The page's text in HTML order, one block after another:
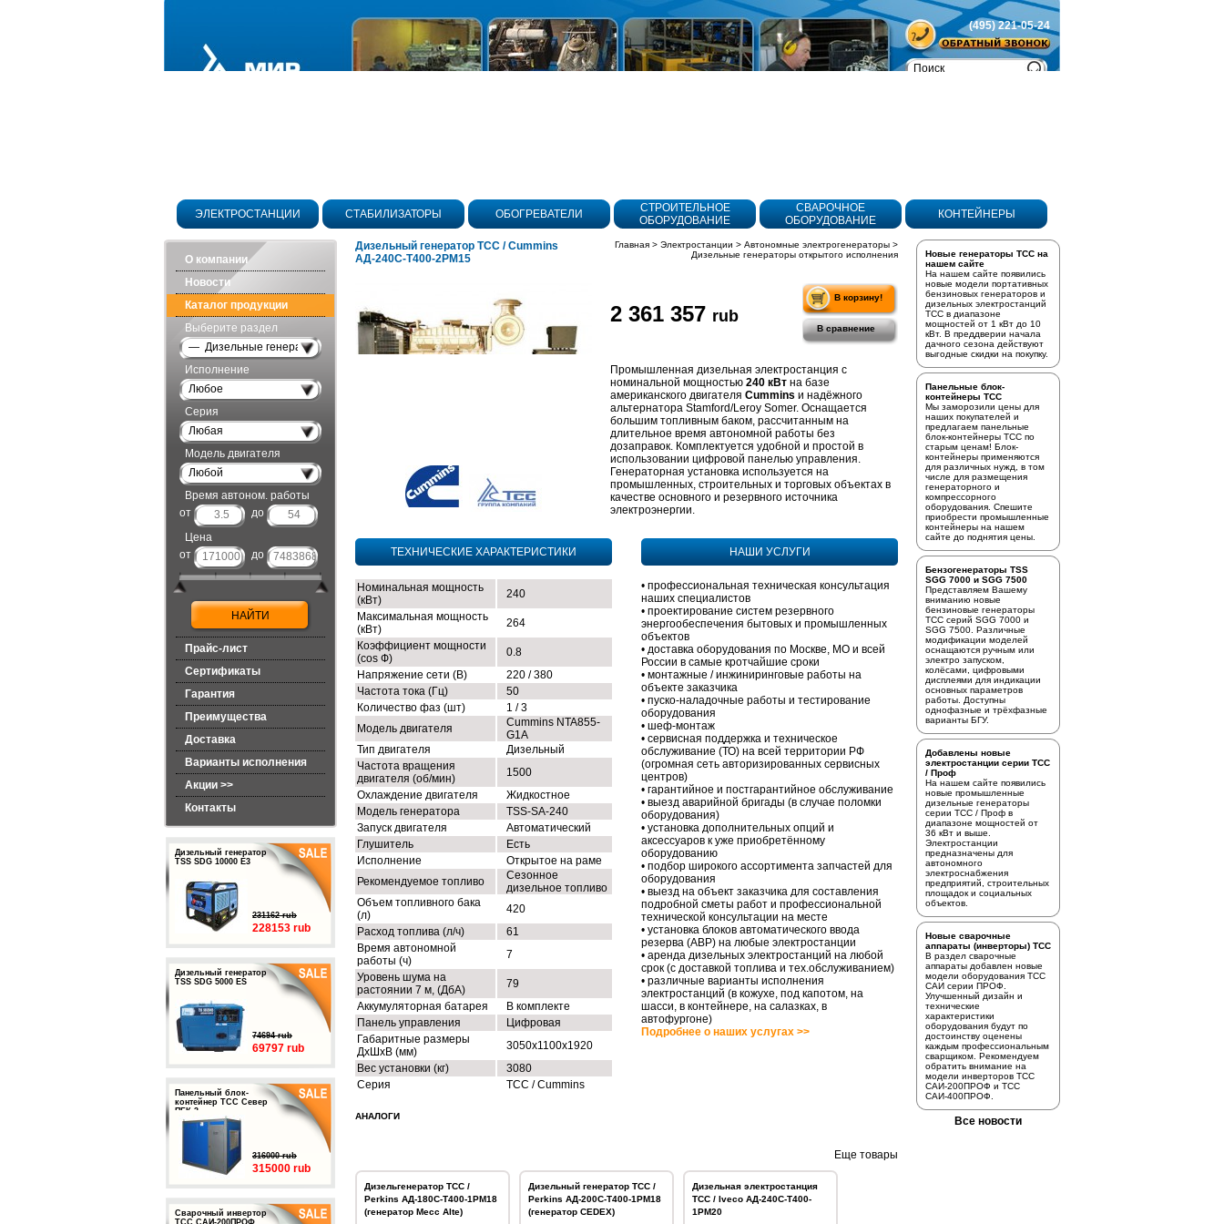
(495) 221-05-24
ЭЛЕКТРОСТАНЦИИ СТАБИЛИЗАТОРЫ ОБОГРЕВАТЕЛИ
СТРОИТЕЛЬНОЕ
ОБОРУДОВАНИЕ
СВАРОЧНОЕ
ОБОРУДОВАНИЕ
КОНТЕЙНЕРЫ
О компании
Новости
Каталог продукции
Выберите раздел
— Дизельные генераторы открытого исполнения
Исполнение
Любое
Серия
Любая
Модель двигателя
Любой
Время автоном. работы
от
до
Цена
от
до
Прайс-лист
Сертификаты
Гарантия
Преимущества
Доставка
Варианты исполнения
Акции >>
Контакты
Дизельный генератор
TSS SDG 10000 E3
231162 rub
228153 rub
Дизельный генератор
TSS SDG 5000 ES
74694 rub
69797 rub
Панельный блок-
контейнер ТСС Север
ПБК-3
316000 rub
315000 rub
Сварочный инвертор
ТСС САИ-200ПРОФ
Дизельный генератор ТСС / Cummins
АД-240С-Т400-2РМ15
Главная > Электростанции > Автономные электрогенераторы >
Дизельные генераторы открытого исполнения
2 361 357 rub
В корзину!
В сравнение
Промышленная дизельная электростанция с
номинальной мощностью 240 кВт на базе
американского двигателя Cummins и надёжного
альтернатора Stamford/Leroy Somer. Оснащается
большим топливным баком, рассчитанным на
длительное время автономной работы без
дозаправок. Комплектуется удобной и простой в
использовании цифровой панелью управления.
Генераторная установка используется на
промышленных, строительных и торговых объектах в
качестве основного и резервного источника
электроэнергии.
ТЕХНИЧЕСКИЕ ХАРАКТЕРИСТИКИ НАШИ УСЛУГИ
Номинальная мощность
(кВт)
240
Максимальная мощность
(кВт)
264
Коэффициент мощности
(cos Ф)
0.8
Напряжение сети (В)
220 / 380
Частота тока (Гц)
50
Количество фаз (шт)
1 / 3
Модель двигателя
Cummins NTA855-
G1A
Тип двигателя
Дизельный
Частота вращения
двигателя (об/мин)
1500
Охлаждение двигателя
Жидкостное
Модель генератора
TSS-SA-240
Запуск двигателя
Автоматический
Глушитель
Есть
Исполнение
Открытое на раме
Рекомендуемое топливо
Сезонное
дизельное топливо
Объем топливного бака
(л)
420
Расход топлива (л/ч)
61
Время автономной
работы (ч)
7
Уровень шума на
растоянии 7 м, (ДбА)
79
Аккумуляторная батарея
В комплекте
Панель управления
Цифровая
Габаритные размеры
ДхШхВ (мм)
3050x1100x1920
Вес установки (кг)
3080
Серия
ТСС / Cummins
• профессиональная техническая консультация
наших специалистов
• проектирование систем резервного
энергообеспечения бытовых и промышленных
объектов
• доставка оборудования по Москве, МО и всей
России в самые кротчайшие сроки
• монтажные / инжиниринговые работы на
объекте заказчика
• пуско-наладочные работы и тестирование
оборудования
• шеф-монтаж
• сервисная поддержка и техническое
обслуживание (ТО) на всей территории РФ
(огромная сеть авторизированных сервисных
центров)
• гарантийное и постгарантийное обслуживание
• выезд аварийной бригады (в случае поломки
оборудования)
• установка дополнительных опций и
аксессуаров к уже приобретённому
оборудованию
• подбор широкого ассортимента запчастей для
оборудования
• выезд на объект заказчика для составления
подробной сметы работ и профессиональной
технической консультации на месте
• установка блоков автоматического ввода
резерва (АВР) на любые электростанции
• аренда дизельных электростанций на любой
срок (с доставкой топлива и тех.обслуживанием)
• различные варианты исполнения
электростанций (в кожухе, под капотом, на
шасси, в контейнере, на салазках, в
автофургоне)
Подробнее о наших услугах >>
АНАЛОГИ
Еще товары
Дизельгенератор ТСС /
Perkins АД-180С-Т400-1РМ18
(генератор Mecc Alte)
Дизельный генератор ТСС /
Perkins АД-200С-Т400-1РМ18
(генератор CEDEX)
Дизельная электростанция
ТСС / Iveco АД-240С-Т400-
1РМ20
Новые генераторы ТСС на
нашем сайте
На нашем сайте появились
новые модели портативных
бензиновых генераторов и
дизельных электростанций
ТСС в диапазоне
мощностей от 1 кВт до 10
кВт. В преддверии начала
дачного сезона действуют
выгодные скидки на покупку.
Панельные блок-
контейнеры ТСС
Мы заморозили цены для
наших покупателей и
предлагаем панельные
блок-контейнеры ТСС по
старым ценам! Блок-
контейнеры применяются
для различных нужд, в том
числе для размещения
генераторного и
компрессорного
оборудования. Спешите
приобрести промышленные
контейнеры на нашем
сайте до поднятия цены.
Бензогенераторы TSS
SGG 7000 и SGG 7500
Представляем Вашему
вниманию новые
бензиновые генераторы
ТСС серий SGG 7000 и
SGG 7500. Различные
модификации моделей
оснащаются ручным или
электро запуском,
колёсами, цифровыми
дисплеями для индикации
основных параметров
работы. Доступны
однофазные и трёхфазные
варианты БГУ.
Добавлены новые
электростанции серии ТСС
/ Проф
На нашем сайте появились
новые промышленные
дизельные генераторы
серии ТСС / Проф в
диапазоне мощностей от
36 кВт и выше.
Электростанции
предназначены для
автономного
электроснабжения
предприятий, строительных
площадок и социальных
объектов.
Новые сварочные
аппараты (инверторы) ТСС
В раздел сварочные
аппараты добавлен новые
модели оборудования ТСС
САИ серии ПРОФ.
Улучшенный дизайн и
технические
характеристики
оборудования будут по
достоинству оценены
каждым профессиональным
сварщиком. Рекомендуем
обратить внимание на
модели инверторов ТСС
САИ-200ПРОФ и ТСС
САИ-400ПРОФ.
Все новости